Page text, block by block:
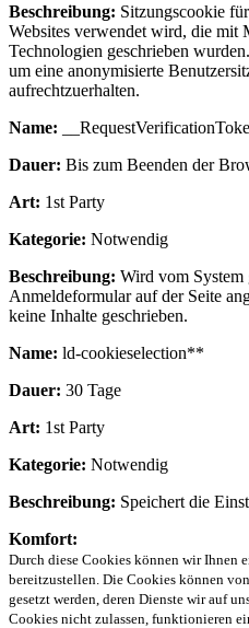
Beschreibung: Sitzungscookie
Websites verwendet wird, die mit
Technologien geschrieben
um eine anonymisierte
aufrechtzuerhalten.
Name:
Dauer: Bis zum Beenden der
Art: 1st Party
Kategorie: Notwendig
Beschreibung: Wird vom System
Anmeldeformular auf der Seite
keine Inhalte geschrieben.
Name: ld-cookieselection**
Dauer: 30 Tage
Art: 1st Party
Kategorie: Notwendig
Beschreibung: Speichert die
Komfort:
Durch diese Cookies können wir Ihnen
bereitzustellen. Die Cookies können
gesetzt werden, deren Dienste wir auf
Cookies nicht zulassen, funktionieren